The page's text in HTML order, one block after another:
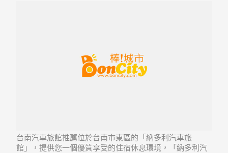
台南汽車旅館推薦位於台南市東區的「納多利汽車旅
館」，提供您一個優質享受的住宿休息環境，「納多利汽